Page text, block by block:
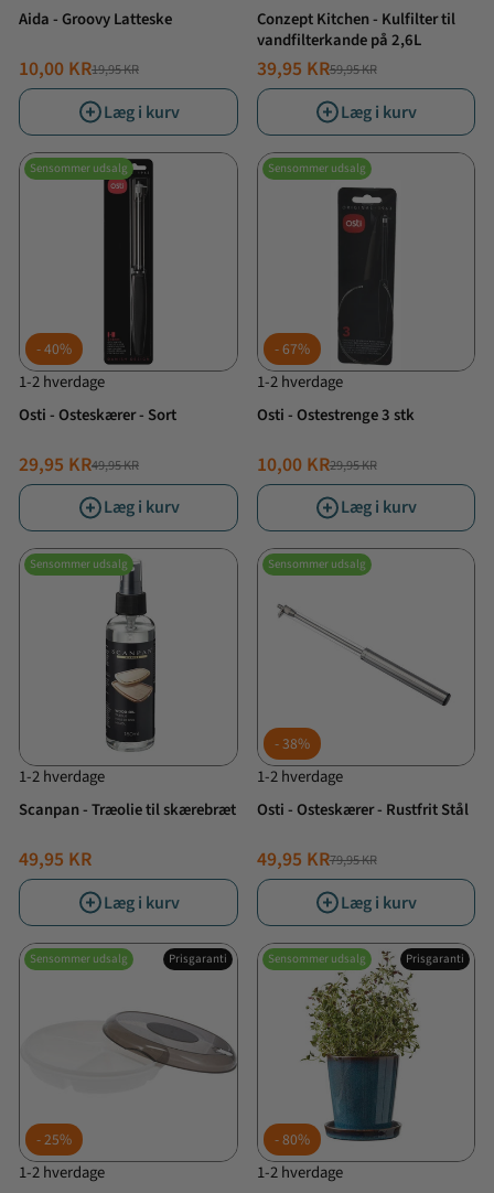
Aida - Groovy Latteske
NORMALPRIS
19,95 KR
TILBUDSPRIS
10,00 KR
Læg i kurv
Conzept Kitchen - Kulfilter til
vandfilterkande på 2,6L
NORMALPRIS
59,95 KR
TILBUDSPRIS
39,95 KR
Læg i kurv
Sensommer udsalg
40%
1-2 hverdage
Osti - Osteskærer - Sort
NORMALPRIS
49,95 KR
TILBUDSPRIS
29,95 KR
Læg i kurv
Sensommer udsalg
67%
1-2 hverdage
Osti - Ostestrenge 3 stk
NORMALPRIS
29,95 KR
TILBUDSPRIS
10,00 KR
Læg i kurv
Sensommer udsalg
1-2 hverdage
Scanpan - Træolie til skærebræt
49,95 KR
Læg i kurv
Sensommer udsalg
38%
1-2 hverdage
Osti - Osteskærer - Rustfrit Stål
NORMALPRIS
79,95 KR
TILBUDSPRIS
49,95 KR
Læg i kurv
Sensommer udsalg Prisgaranti
25%
1-2 hverdage
Sensommer udsalg Prisgaranti
80%
1-2 hverdage